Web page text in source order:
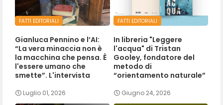
FATTI EDITORIALI
Gianluca Pennino e l’AI:
“La vera minaccia non è
la macchina che pensa. È
l'essere umano che
smette”. L'intervista
Luglio 01, 2026
FATTI EDITORIALI
In libreria "Leggere
l'acqua" di Tristan
Gooley, fondatore del
metodo di
“orientamento naturale”
Giugno 24, 2026